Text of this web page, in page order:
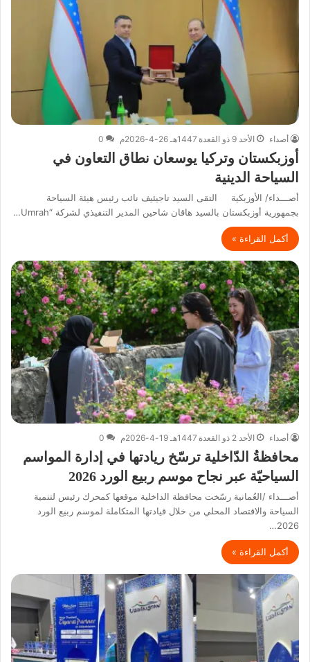
أصداء الأحد 9 ذو القعدة 1447هـ 26-4-2026م 0
أوزبكستان وتركيا يوسعان نطاق التعاون في
السياحة الدينية
أصـــداء/ الأوزبكية التقى السيد تاجيئيف نائب رئيس هيئة السياحة
بجمهورية أوزبكستان بالسيد هاقان شاحين المدير التنفيذي لشركة “Umrah…
أكمل القراءة »
أصداء الأحد 2 ذو القعدة 1447هـ 19-4-2026م 0
محافظةُ الدّاخلية ترسّخ ريادتها في إدارة المواسم
السياحيّة عبر نجاح موسم ربيع الورد 2026
أصـــداء /العُمانية رسّخت محافظة الداخلية موقعها كمحرك رئيس لتنمية
السياحة والاقتصاد المحلي من خلال قيادتها المتكاملة لموسم ربيع الورد
2026…
أكمل القراءة »